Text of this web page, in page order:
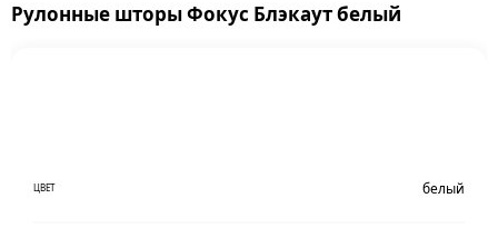
Рулонные шторы Фокус Блэкаут белый
ЦВЕТ белый